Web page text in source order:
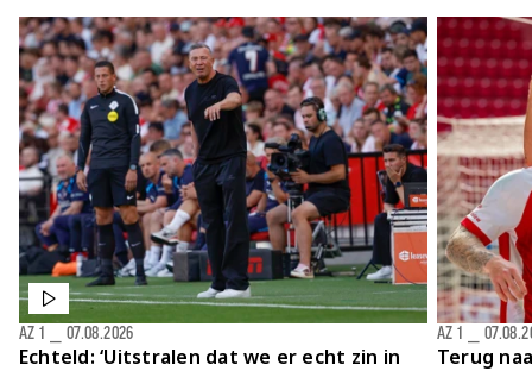
Echteld: ‘Uitstralen dat we er echt zin in
AZ 1 07.08.2026
Terug
AZ 1